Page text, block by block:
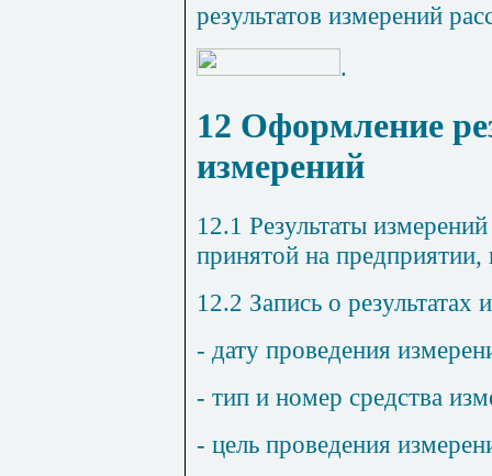
результатов измерений
.
12 Оформление
измерений
12.1 Результаты
принятой на
12.2 Запись о
- дату проведения
- тип и номер средства
- цель проведения